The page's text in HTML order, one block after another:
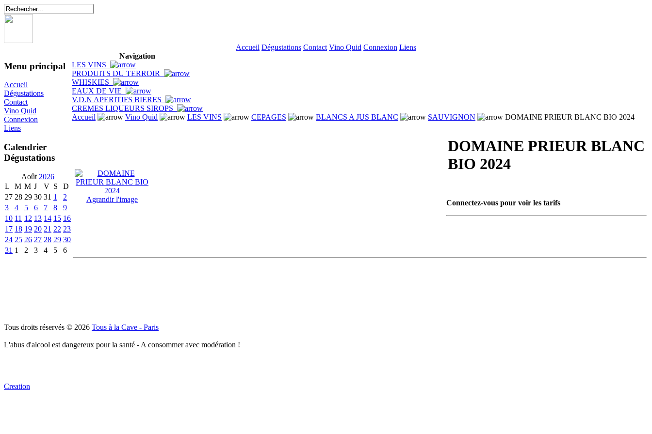
Accueil Dégustations Contact Vino Quid Connexion Liens
Menu principal
Accueil
Dégustations
Contact
Vino Quid
Connexion
Liens
Calendrier
Dégustations
Août 2026
L
M M J V S
D
27 28 29 30 31 1
2
3
4 5 6 7 8
9
10 11 12 13 14 15 16
17 18 19 20 21 22 23
24 25 26 27 28 29 30
31 1 2 3 4 5 6
Navigation
LES VINS
PRODUITS DU TERROIR
WHISKIES
EAUX DE VIE
V.D.N APERITIFS BIERES
CREMES LIQUEURS SIROPS
Accueil
Vino Quid LES VINS CEPAGES BLANCS A JUS BLANC SAUVIGNON DOMAINE PRIEUR BLANC BIO 2024
Agrandir l'image
DOMAINE PRIEUR BLANC
BIO 2024
Connectez-vous pour voir les tarifs
Tous droits réservés © 2026 Tous à la Cave - Paris
L'abus d'alcool est dangereux pour la santé - A consommer avec modération !
Creation